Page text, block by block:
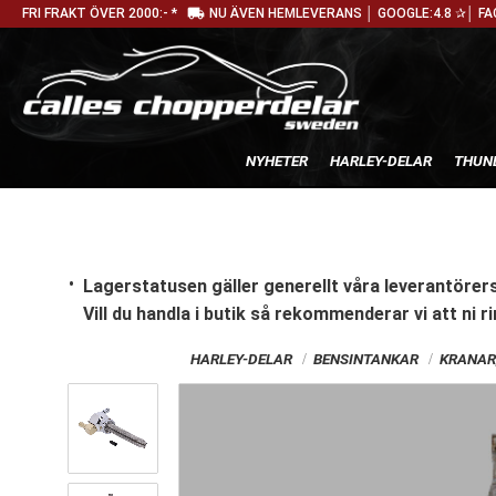
FRI FRAKT ÖVER 2000:- * local_shipping NU ÄVEN HEMLEVERANS │ GOOGLE:4.8 ✰│
NYHETER HARLEY-DELAR
Lagerstatusen gäller generellt våra
Vill du handla i butik så rekommenderar vi att ni
HARLEY-DELAR BENSINTANKAR